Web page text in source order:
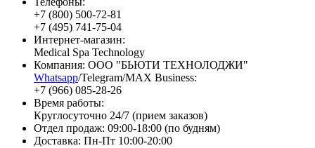
+7 (800) 500-72-81
+7 (495) 741-75-04
Интернет-магазин:
Medical Spa Technology
Компания: ООО "БЬЮТИ ТЕХНОЛОДЖИ"
Whatsapp/Telegram/MAX Business:
+7 (966) 085-28-26
Время работы:
Круглосуточно 24/7 (прием заказов)
Отдел продаж: 09:00-18:00 (по будням)
Доставка: Пн-Пт 10:00-20:00